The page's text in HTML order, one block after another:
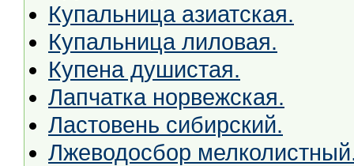
Купальница азиатская.
Купальница лиловая.
Купена душистая.
Лапчатка норвежская.
Ластовень сибирский.
Лжеводосбор